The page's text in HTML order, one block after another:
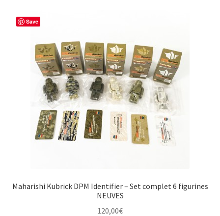
Save
Maharishi Kubrick DPM Identifier – Set complet 6 figurines
NEUVES
120,00€